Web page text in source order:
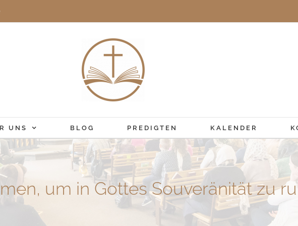
UNS BLOG PREDIGTEN KALENDER
um in Gottes Souveränität zu